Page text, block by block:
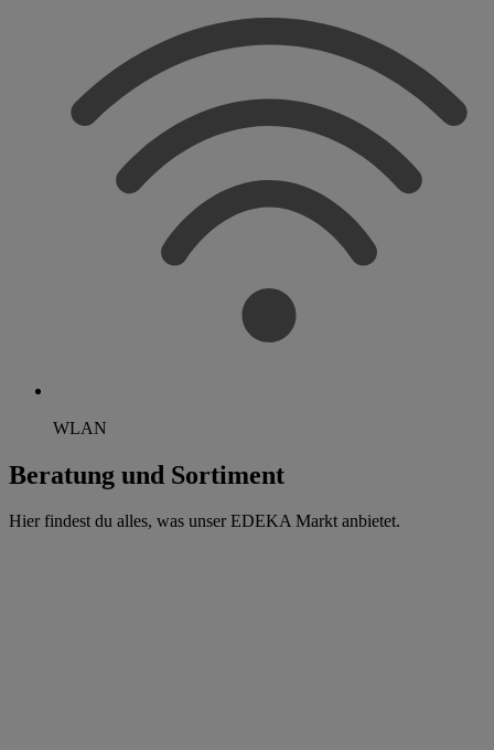
WLAN
Beratung und Sortiment
Hier findest du alles, was unser EDEKA Markt anbietet.